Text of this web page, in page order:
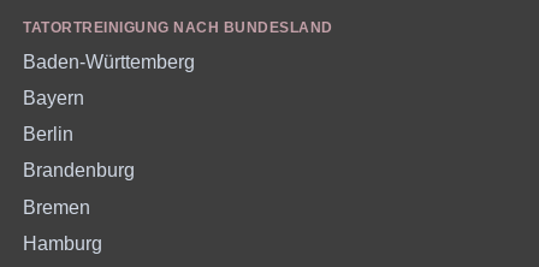
TATORTREINIGUNG NACH BUNDESLAND
Baden-Württemberg
Bayern
Berlin
Brandenburg
Bremen
Hamburg